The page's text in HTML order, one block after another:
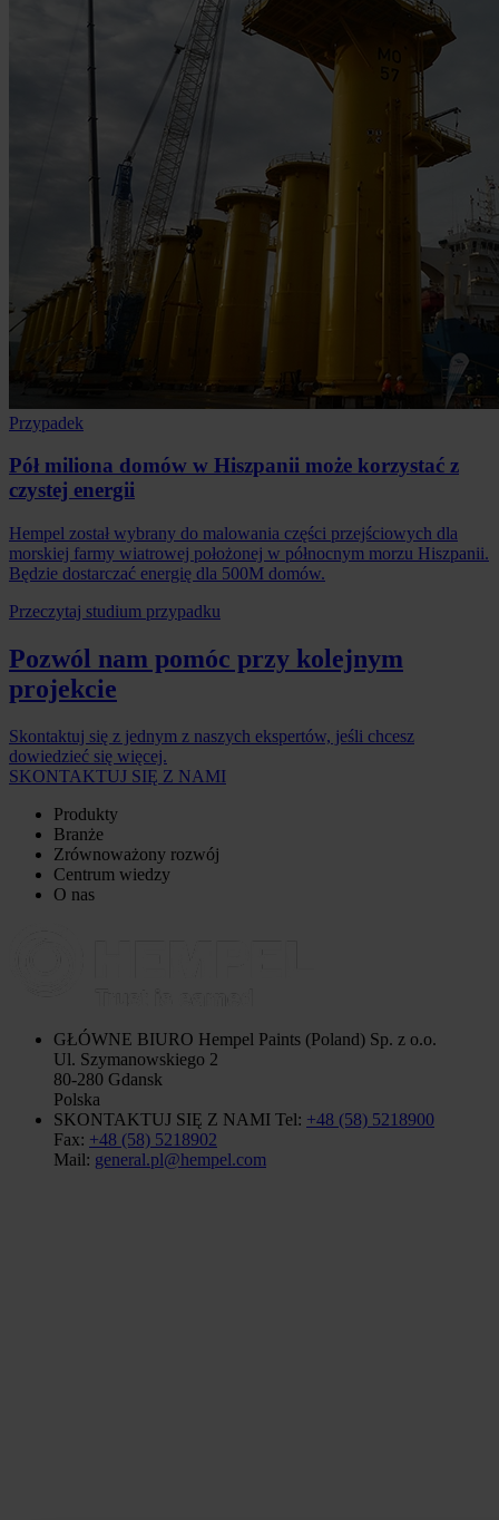
Przypadek
Pół miliona domów w Hiszpanii może korzystać z
czystej energii
Hempel został wybrany do malowania części przejściowych dla
morskiej farmy wiatrowej położonej w północnym morzu Hiszpanii.
Będzie dostarczać energię dla 500M domów.
Przeczytaj studium przypadku
Pozwól nam pomóc przy kolejnym
projekcie
Skontaktuj się z jednym z naszych ekspertów, jeśli chcesz
dowiedzieć się więcej.
SKONTAKTUJ SIĘ Z NAMI
Produkty
Branże
Zrównoważony rozwój
Centrum wiedzy
O nas
GŁÓWNE BIURO Hempel Paints (Poland) Sp. z o.o.
Ul. Szymanowskiego 2
80-280 Gdansk
Polska
SKONTAKTUJ SIĘ Z NAMI Tel: +48 (58) 5218900
Fax: +48 (58) 5218902
Mail: general.pl@hempel.com